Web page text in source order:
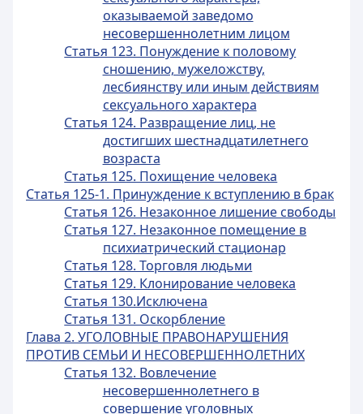
оказываемой заведомо
несовершеннолетним лицом
Статья 123. Понуждение к половому
сношению, мужеложству,
лесбиянству или иным действиям
сексуального характера
Статья 124. Развращение лиц, не
достигших шестнадцатилетнего
возраста
Статья 125. Похищение человека
Статья 125-1. Принуждение к вступлению в брак
Статья 126. Незаконное лишение свободы
Статья 127. Незаконное помещение в
психиатрический стационар
Статья 128. Торговля людьми
Статья 129. Клонирование человека
Статья 130.Исключена
Статья 131. Оскорбление
Глава 2. УГОЛОВНЫЕ ПРАВОНАРУШЕНИЯ
ПРОТИВ СЕМЬИ И НЕСОВЕРШЕННОЛЕТНИХ
Статья 132. Вовлечение
несовершеннолетнего в
совершение уголовных